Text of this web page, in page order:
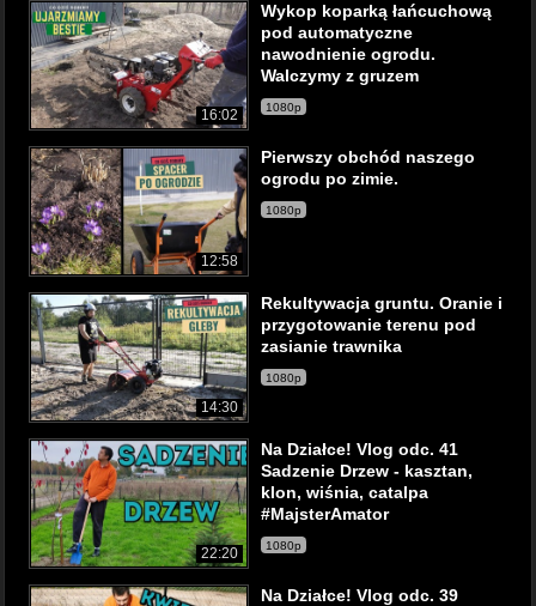
16:02
Wykop koparką łańcuchową
pod automatyczne
nawodnienie ogrodu.
Walczymy z gruzem
1080p
12:58
Pierwszy obchód naszego
ogrodu po zimie.
1080p
14:30
Rekultywacja gruntu. Oranie i
przygotowanie terenu pod
zasianie trawnika
1080p
22:20
Na Działce! Vlog odc. 41
Sadzenie Drzew - kasztan,
klon, wiśnia, catalpa
#MajsterAmator
1080p
Na Działce! Vlog odc. 39